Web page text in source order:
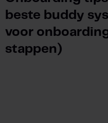
beste buddy
voor
stappen)